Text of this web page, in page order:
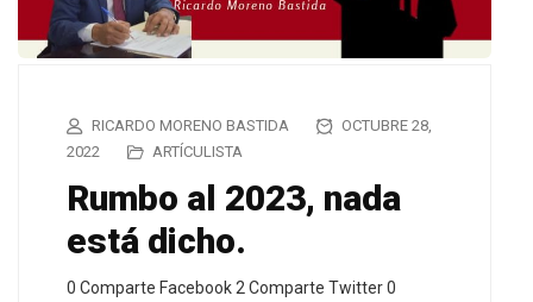
RICARDO MORENO BASTIDA
OCTUBRE 28,
2022
ARTÍCULISTA
Rumbo al 2023, nada
está dicho.
0 Comparte Facebook 2 Comparte Twitter 0